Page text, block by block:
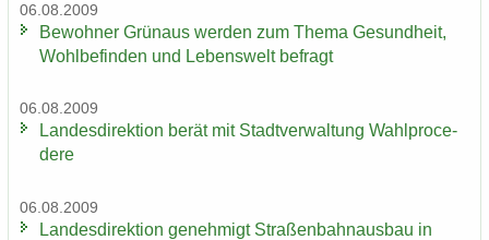
06.08.2009
Be­woh­ner Grün­aus wer­den zum Thema Ge­sund­heit,
Wohl­be­fin­den und Le­bens­welt be­fragt
06.08.2009
Lan­des­di­rek­ti­on berät mit Stadt­ver­wal­tung Wahlpro­ce­
de­re
06.08.2009
Lan­des­di­rek­ti­on ge­neh­migt Stra­ßen­bahn­aus­bau in